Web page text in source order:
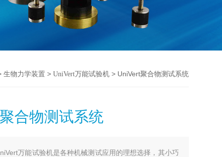
生物力学装置 > UniVert万能试验机> UniVert聚合物测试系统
合物测试系统
万能试验机是各种机械测试应用的理想选择，其小巧